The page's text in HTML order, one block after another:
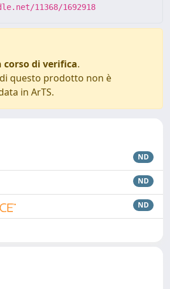
11368/1692918
corso di verifica.
questo prodotto non è
in ArTS.
ND
ND
ND